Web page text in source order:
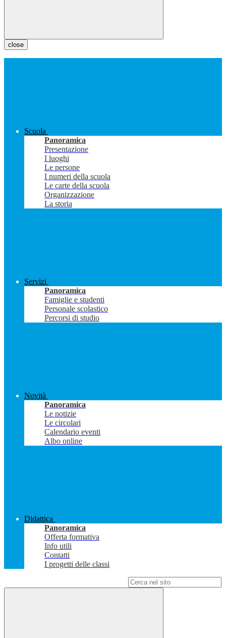
close
Scuola
Panoramica
Presentazione
I luoghi
Le persone
I numeri della scuola
Le carte della scuola
Organizzazione
La storia
Servizi
Panoramica
Famiglie e studenti
Personale scolastico
Percorsi di studio
Novità
Panoramica
Le notizie
Le circolari
Calendario eventi
Albo online
Didattica
Panoramica
Offerta formativa
Info utili
Contatti
I progetti delle classi